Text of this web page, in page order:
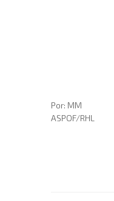
Por: MM
ASPOF/RHL